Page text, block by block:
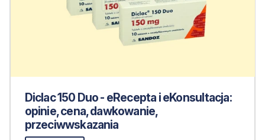
Diclac 150 Duo - eRecepta i eKonsultacja:
opinie, cena, dawkowanie,
przeciwwskazania